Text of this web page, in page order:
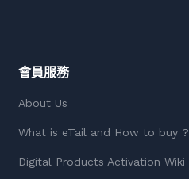
會員服務
About Us
What is eTail and How to buy ?
Digital Products Activation Wiki